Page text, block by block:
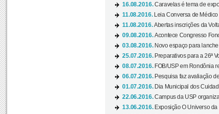
16.08.2016.Caravelas é tema de
11.08.2016.
Leia Conversa de
11.08.2016.Abertas inscrições da
09.08.2016.Acontece Congresso
03.08.2016. Novo espaço para
25.07.2016. Preparativos para a 26ª
08.07.2016. FOB/USP em Rondônia
06.07.2016. Pesquisa faz avaliação
01.07.2016. Dia Municipal dos
22.06.2016.Campus da USP
13.06.2016. Exposição O Universo